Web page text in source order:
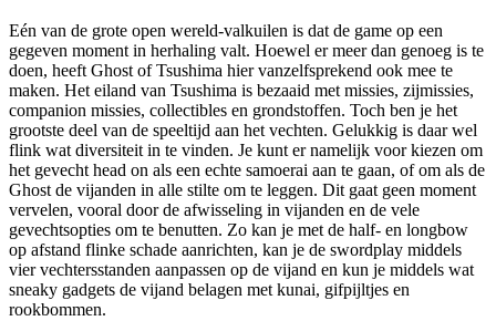
Eén van de grote open wereld-valkuilen is dat de game op een
gegeven moment in herhaling valt. Hoewel er meer dan genoeg is te
doen, heeft Ghost of Tsushima hier vanzelfsprekend ook mee te
maken. Het eiland van Tsushima is bezaaid met missies, zijmissies,
companion missies, collectibles en grondstoffen. Toch ben je het
grootste deel van de speeltijd aan het vechten. Gelukkig is daar wel
flink wat diversiteit in te vinden. Je kunt er namelijk voor kiezen om
het gevecht head on als een echte samoerai aan te gaan, of om als de
Ghost de vijanden in alle stilte om te leggen. Dit gaat geen moment
vervelen, vooral door de afwisseling in vijanden en de vele
gevechtsopties om te benutten. Zo kan je met de half- en longbow
op afstand flinke schade aanrichten, kan je de swordplay middels
vier vechtersstanden aanpassen op de vijand en kun je middels wat
sneaky gadgets de vijand belagen met kunai, gifpijltjes en
rookbommen.